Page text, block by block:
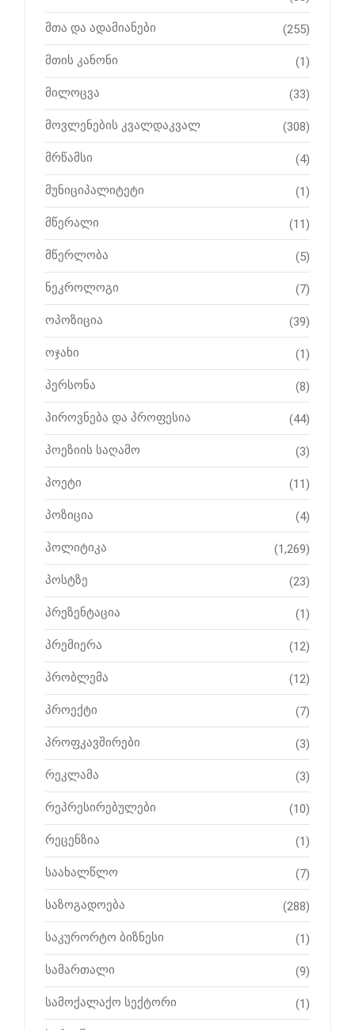
მთა და ადამიანები (255)
მთის კანონი (1)
მილოცვა (33)
მოვლენების კვალდაკვალ (308)
მრწამსი (4)
მუნიციპალიტეტი (1)
მწერალი (11)
მწერლობა (5)
ნეკროლოგი (7)
ოპოზიცია (39)
ოჯახი (1)
პერსონა (8)
პიროვნება და პროფესია (44)
პოეზიის საღამო (3)
პოეტი (11)
პოზიცია (4)
პოლიტიკა (1,269)
პოსტზე (23)
პრეზენტაცია (1)
პრემიერა (12)
პრობლემა (12)
პროექტი (7)
პროფკავშირები (3)
რეკლამა (3)
რეპრესირებულები (10)
რეცენზია (1)
საახალწლო (7)
საზოგადოება (288)
საკურორტო ბიზნესი (1)
სამართალი (9)
სამოქალაქო სექტორი (1)